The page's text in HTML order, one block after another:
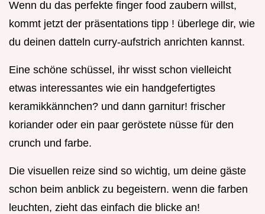
Wenn du das perfekte finger food zaubern willst,
kommt jetzt der präsentations tipp ! überlege dir, wie
du deinen datteln curry-aufstrich anrichten kannst.
Eine schöne schüssel, ihr wisst schon vielleicht
etwas interessantes wie ein handgefertigtes
keramikkännchen? und dann garnitur! frischer
koriander oder ein paar geröstete nüsse für den
crunch und farbe.
Die visuellen reize sind so wichtig, um deine gäste
schon beim anblick zu begeistern. wenn die farben
leuchten, zieht das einfach die blicke an!